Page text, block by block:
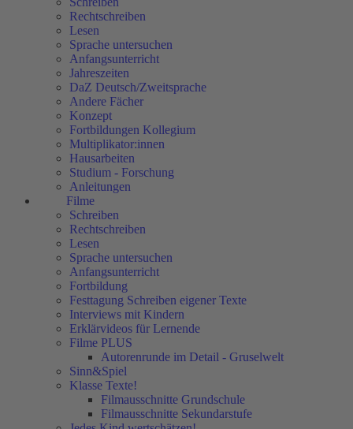
Rechtschreiben
Lesen
Sprache untersuchen
Anfangsunterricht
Jahreszeiten
DaZ Deutsch/Zweitsprache
Andere Fächer
Konzept
Fortbildungen Kollegium
Multiplikator:innen
Hausarbeiten
Studium - Forschung
Anleitungen
Filme
Schreiben
Rechtschreiben
Lesen
Sprache untersuchen
Anfangsunterricht
Fortbildung
Festtagung Schreiben eigener Texte
Interviews mit Kindern
Erklärvideos für Lernende
Filme PLUS
Autorenrunde im Detail - Gruselwelt
Sinn&Spiel
Klasse Texte!
Filmausschnitte Grundschule
Filmausschnitte Sekundarstufe